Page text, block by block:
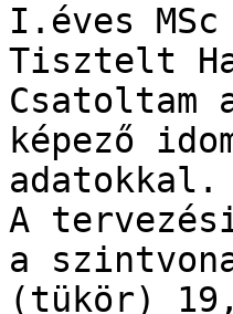
I.éves
Tisztelt
képező
adatokkal.
A
a
(tükör)